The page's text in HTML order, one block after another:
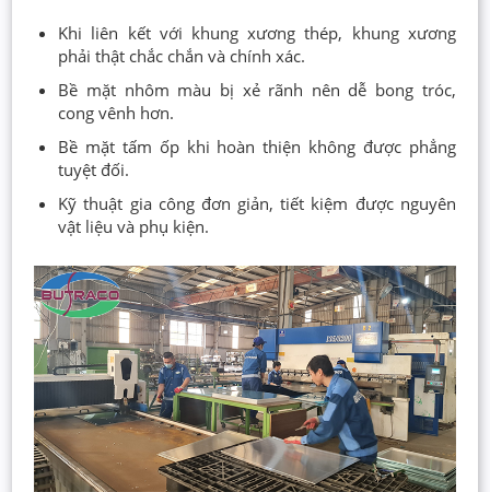
Khi liên kết với khung xương thép, khung xương
phải thật chắc chắn và chính xác.
Bề mặt nhôm màu bị xẻ rãnh nên dễ bong tróc,
cong vênh hơn.
Bề mặt tấm ốp khi hoàn thiện không được phẳng
tuyệt đối.
Kỹ thuật gia công đơn giản, tiết kiệm được nguyên
vật liệu và phụ kiện.